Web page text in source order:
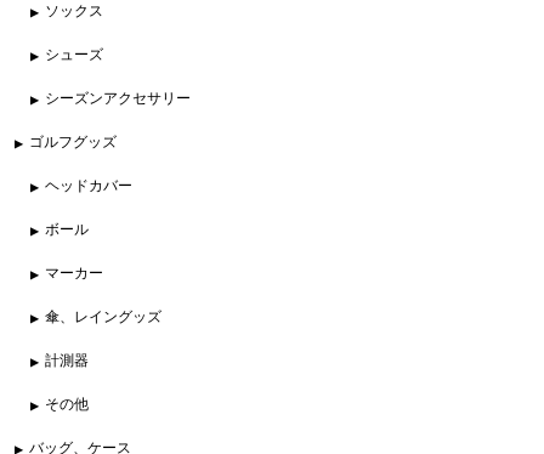
ソックス
シューズ
シーズンアクセサリー
ゴルフグッズ
ヘッドカバー
ボール
マーカー
傘、レイングッズ
計測器
その他
バッグ、ケース